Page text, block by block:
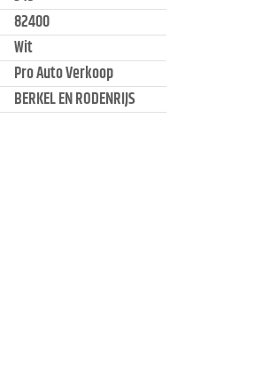
82400
Wit
Pro Auto Verkoop
BERKEL EN RODENRIJS